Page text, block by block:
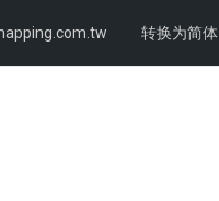
转换为简体